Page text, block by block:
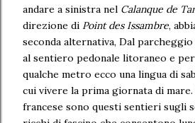
andare a sinistra nel Calanque de
direzione di Point des Issambre,
seconda alternativa, Dal
al sentiero pedonale litoraneo e
qualche metro ecco una lingua di
cui vivere la prima giornata di
francese sono questi sentieri sugli